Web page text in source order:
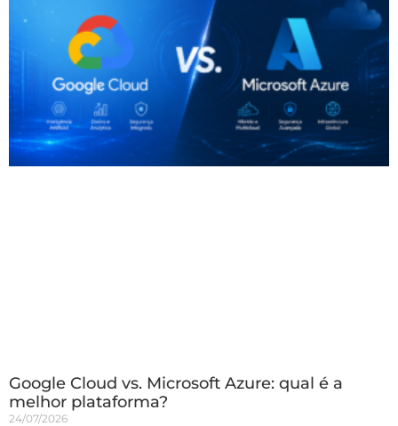
Google Cloud vs. Microsoft Azure: qual é a
melhor plataforma?
24/07/2026